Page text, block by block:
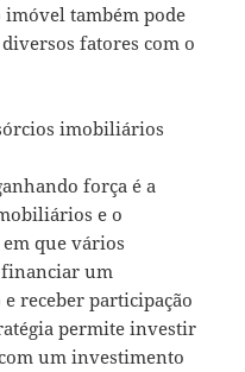
também pode
fatores com o
imobiliários
força é a
e o
que vários
um
receber participação
permite investir
um investimento